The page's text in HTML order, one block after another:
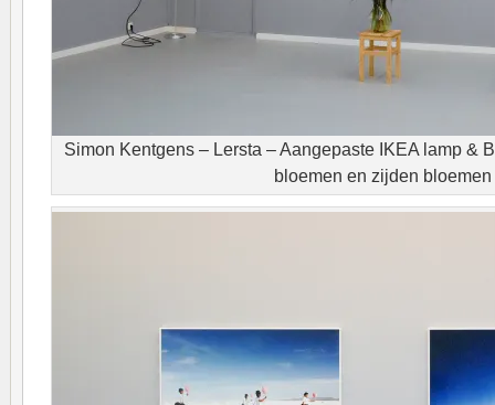
Simon Kentgens – Lersta – Aangepaste IKEA lamp &
bloemen en zijden bloemen